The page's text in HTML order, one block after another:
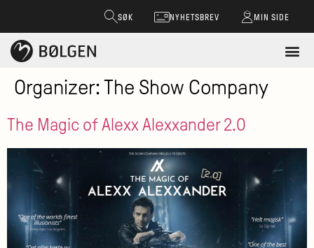
SØK NYHETSBREV MIN SIDE
Organizer:The Show Company
The Magic of Alexx Alexxander 2.0